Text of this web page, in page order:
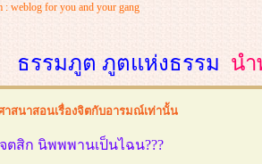
: weblog for you and your gang
ธรรมภูต ภูตแห่งธรรม นำ
สนาสอนเรื่องจิตกับอารมณ์เท่านั้น
จตสิก นิพพพานเป็นไฉน???